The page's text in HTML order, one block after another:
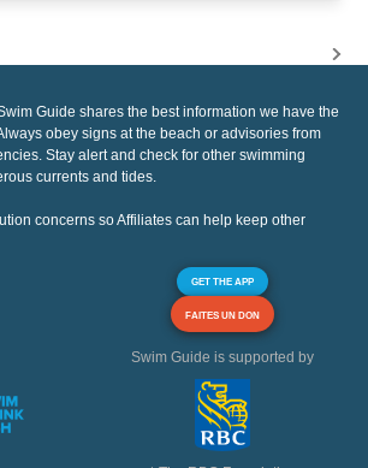
Guide shares the best information we have the
obey signs at the beach or advisories from
Stay alert and check for other swimming
currents and tides.
concerns so Affiliates can help keep other
GET THE APP
FAITES UN DON
Swim Guide is supported by